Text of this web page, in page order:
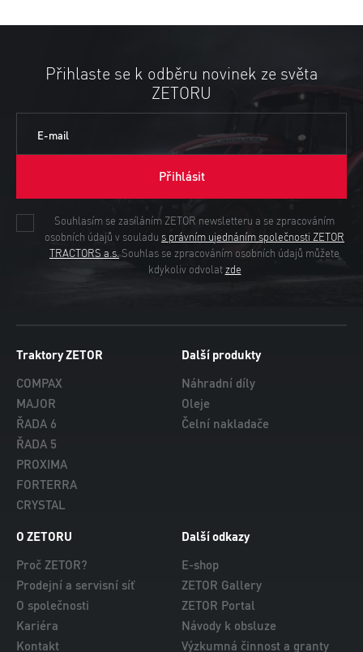
Přihlaste se k odběru novinek ze světa
ZETORU
E-mail
Přihlásit
Souhlasím se zasíláním ZETOR newsletteru a se zpracováním
osobních údajů v souladu s právním ujednáním společnosti ZETOR
TRACTORS a.s. Souhlas se zpracováním osobních údajů můžete
kdykoliv odvolat zde
Traktory ZETOR
COMPAX
MAJOR
ŘADA 6
ŘADA 5
PROXIMA
FORTERRA
CRYSTAL
Další produkty
Náhradní díly
Oleje
Čelní nakladače
O ZETORU
Proč ZETOR?
Prodejní a servisní síť
O společnosti
Kariéra
Kontakt
Další odkazy
E-shop
ZETOR Gallery
ZETOR Portal
Návody k obsluze
Výzkumná činnost a granty